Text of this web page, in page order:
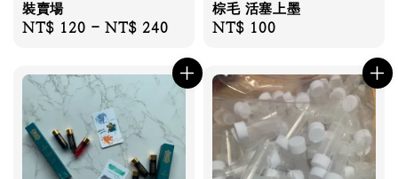
裝賣場
Regular
NT$ 120 -NT$ 240
棕毛 活塞上墨
Regular
NT$ 100